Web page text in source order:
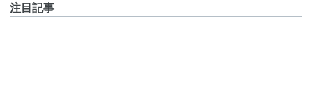
注目記事